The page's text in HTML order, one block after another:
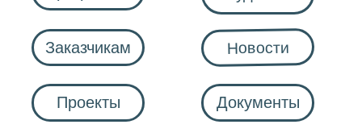
Контакты